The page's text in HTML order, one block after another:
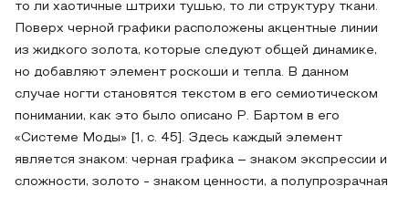
то ли хаотичные штрихи тушью, то ли структуру ткани.
Поверх черной графики расположены акцентные линии
из жидкого золота, которые следуют общей динамике,
но добавляют элемент роскоши и тепла. В данном
случае ногти становятся текстом в его семиотическом
понимании, как это было описано Р. Бартом в его
«Системе Моды» [1, с. 45]. Здесь каждый элемент
является знаком: черная графика – знаком экспрессии и
сложности, золото - знаком ценности, а полупрозрачная